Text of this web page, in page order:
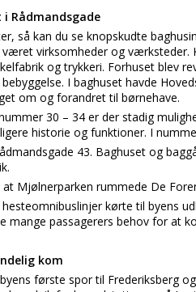
i Rådmandsgade
så kan du se knopskudte
virksomheder og værksteder.
og trykkeri. Forhuset blev
I baghuset havde
om og forandret til børnehave.
30 – 34 er der stadig
historie og funktioner. I
43. Baghuset og
at Mjølnerparken rummede De
hesteomnibuslinjer kørte til byens
mange passagerers behov for at
kom
første spor til Frederiksberg